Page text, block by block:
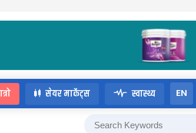
सेयर मार्केट्स स्वास्थ्य EN